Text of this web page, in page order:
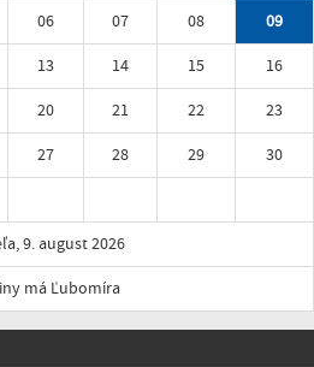
06 07 08
09
13 14 15
16
20 21 22
23
27 28 29
30
9. august 2026
má Ľubomíra